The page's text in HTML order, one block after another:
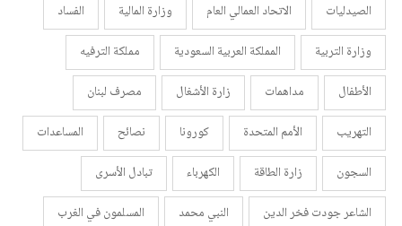
الصيدليات
الاتحاد العمالي العام وزارة المالية
الفساد
وزارة التربية
المملكة العربية السعودية
مملكة الترفيه
الأطفال
مداهمات زارة الأشغال
مصرف لبنان
التهريب
الأمم المتحدة كورونا نصائح
المساعدات
السجون
زارة الطاقة الكهرباء
تبادل الأسرى
الشاعر جودت فخر الدين
النبي محمد
المسلمون في الغرب